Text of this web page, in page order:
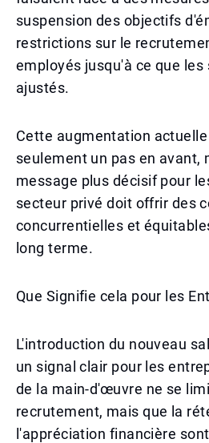
suspension des objectifs
restrictions sur le
employés jusqu'à ce que
ajustés.
Cette augmentation
seulement un pas en avant,
message plus décisif pour
secteur privé doit offrir des
concurrentielles et
long terme.
Que Signifie cela pour les
L'introduction du nouveau
un signal clair pour les
de la main-d'œuvre ne se
recrutement, mais que la
l'appréciation financière